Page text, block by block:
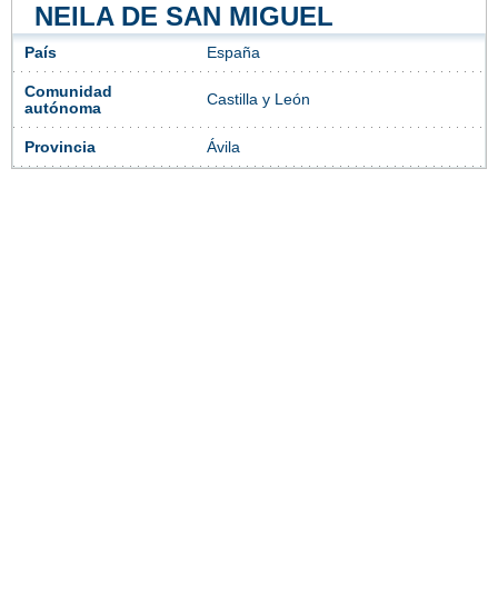
NEILA DE SAN MIGUEL
País España
Comunidad
autónoma
Castilla y León
Provincia Ávila